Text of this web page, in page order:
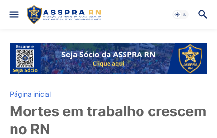
Página inicial
Mortes em trabalho crescem
no RN